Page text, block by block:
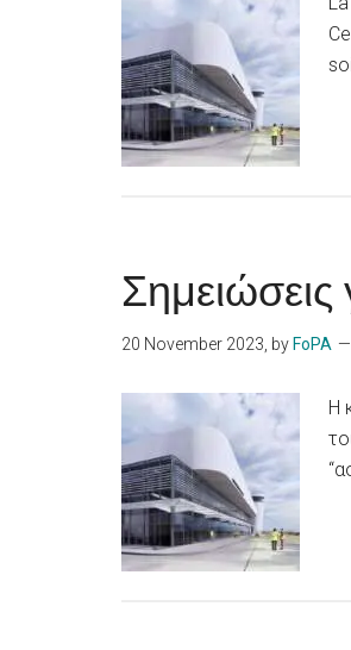
Σημειώσεις
20 November 2023 , by FoPA
Η